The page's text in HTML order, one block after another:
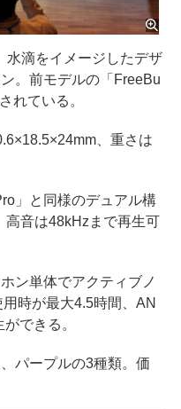
滴をイメージしたデザ
。前モデルの「FreeBu
れている。
、重さは
」と同様のデュアル構
高音は48kHzまで再生可
ン単体でアクティブノ
時が最大4.5時間、AN
できる。
パープルの3種類。価